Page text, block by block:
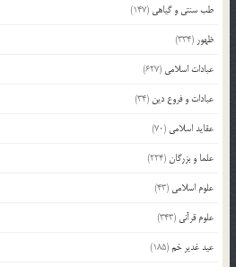
طب سنتی و گیاهی (147)
ظهور (334)
عبادات اسلامی (627)
عبادات و فروع دین (34)
عقاید اسلامی (70)
علما و بزرگان(224)
علوم اسلامی (43)
علوم قرآنی (343)
عید غدیر خم(185)